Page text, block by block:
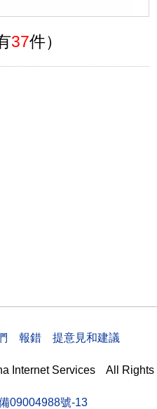
37件）
報錯 提意見和建議
Internet Services All Rights
09004988號-13